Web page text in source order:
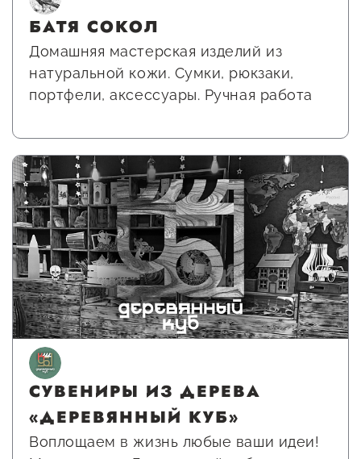
БАТЯ СОКОЛ
Домашняя мастерская изделий из
натуральной кожи. Сумки, рюкзаки,
портфели, аксессуары. Ручная работа
СУВЕНИРЫ ИЗ ДЕРЕВА
«ДЕРЕВЯННЫЙ КУБ»
Воплощаем в жизнь любые ваши идеи!